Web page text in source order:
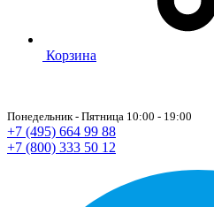
Корзина
Понедельник - Пятница 10:00 - 19:00
+7 (495) 664 99 88
+7 (800) 333 50 12